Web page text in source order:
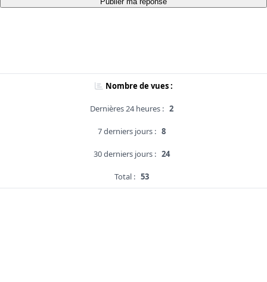
Nombre de vues :
Dernières 24 heures : 2
7 derniers jours : 8
30 derniers jours : 24
Total : 53